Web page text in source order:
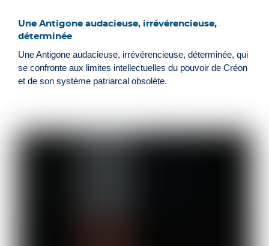
Une Antigone audacieuse, irrévérencieuse,
déterminée
Une Antigone audacieuse, irrévérencieuse, déterminée, qui
se confronte aux limites intellectuelles du pouvoir de Créon
et de son système patriarcal obsolète.